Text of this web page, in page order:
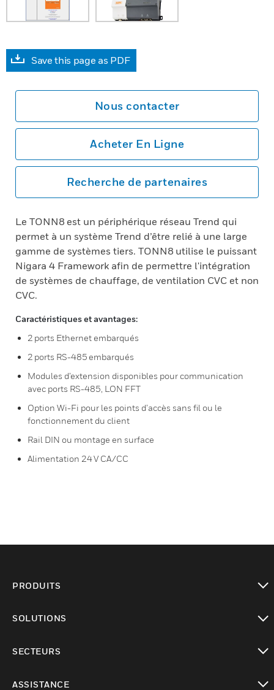
Save this page as PDF
Nous contacter
Acheter En Ligne
Recherche de partenaires
Le TONN8 est un périphérique réseau Trend qui
permet à un système Trend d’être relié à une large
gamme de systèmes tiers. TONN8 utilise le puissant
Nigara 4 Framework afin de permettre l'intégration
de systèmes de chauffage, de ventilation CVC et non
CVC.
Caractéristiques et avantages:
2 ports Ethernet embarqués
2 ports RS-485 embarqués
Modules d’extension disponibles pour communication
avec ports RS-485, LON FFT
Option Wi-Fi pour les points d’accès sans fil ou le
fonctionnement du client
Rail DIN ou montage en surface
Alimentation 24 V CA/CC
PRODUITS
SOLUTIONS
SECTEURS
ASSISTANCE